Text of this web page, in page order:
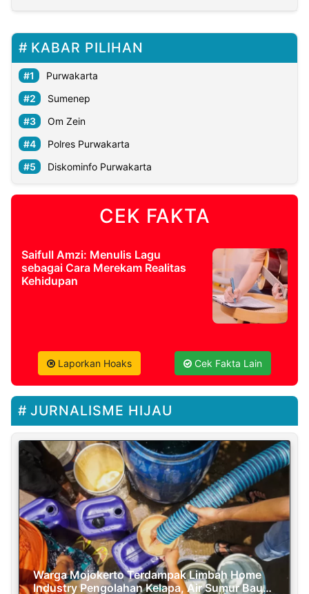
KABAR PILIHAN
Purwakarta
Sumenep
Om Zein
Polres Purwakarta
Diskominfo Purwakarta
CEK FAKTA
Saifull Amzi: Menulis Lagu
sebagai Cara Merekam Realitas
Kehidupan
Laporkan Hoaks Cek Fakta Lain
JURNALISME HIJAU
Warga Mojokerto Terdampak Limbah Home
Industry Pengolahan Kelapa, Air Sumur Bau